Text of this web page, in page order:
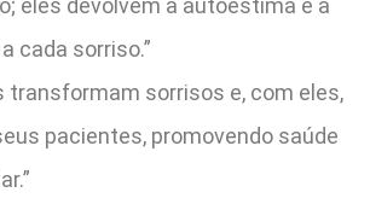
eles devolvem a autoestima e a
cada sorriso.”
transformam sorrisos e, com eles,
pacientes, promovendo saúde